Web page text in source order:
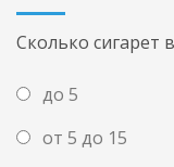
Сколько сигарет
до 5
от 5 до 15